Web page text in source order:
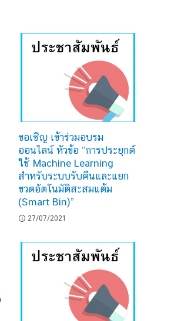
ขอเชิญ เข้าร่วมอบรม
ออนไลน์ หัวข้อ “การประยุกต์
ใช้ Machine Learning
สำหรับระบบรับคืนและแยก
ขวดอัตโนมัติสะสมแต้ม
(Smart Bin)”
27/07/2021